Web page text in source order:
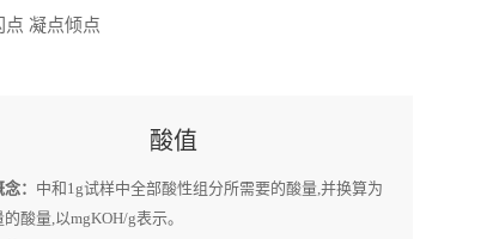
凝点倾点
酸值
： 中和1g试样中全部酸性组分所需要的酸量,并换算为
酸量,以mgKOH/g表示。